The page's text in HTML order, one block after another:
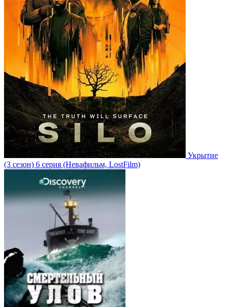
Укрытие
(3 сезон) 6 серия (Невафильм, LostFilm)